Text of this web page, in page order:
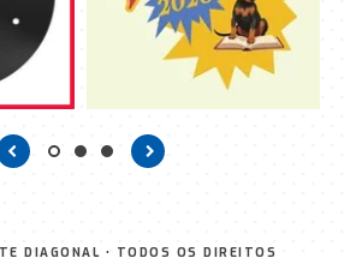
DIAGONAL • TODOS OS DIREITOS